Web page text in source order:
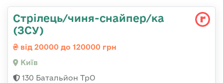
Стрілець/чиня-снайпер/ка
(ЗСУ)
від 20000 до 120000 грн
Київ
130 Батальйон ТрО